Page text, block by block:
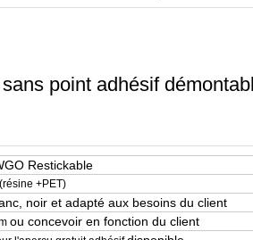
point adhésif
Restickable
+PET)
noir et adapté aux besoins du client
ou concevoir en fonction du client